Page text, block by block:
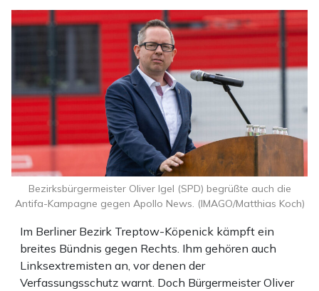
Im Berliner Bezirk Treptow-Köpenick kämpft ein
breites Bündnis gegen Rechts. Ihm gehören auch
Linksextremisten an, vor denen der
Verfassungsschutz warnt. Doch Bürgermeister Oliver
Bezirksbürgermeister Oliver Igel (SPD) begrüßte auch die
Antifa-Kampagne gegen Apollo News. (IMAGO/Matthias Koch)